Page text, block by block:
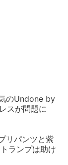
のUndone by
スが問題に
リパンツと紫
ランプは助け